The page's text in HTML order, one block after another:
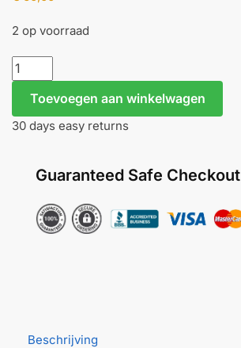
2 op voorraad
Angela
-
Tremun
aantal
Toevoegen aan winkelwagen
30 days easy returns
Guaranteed Safe Checkout
Beschrijving